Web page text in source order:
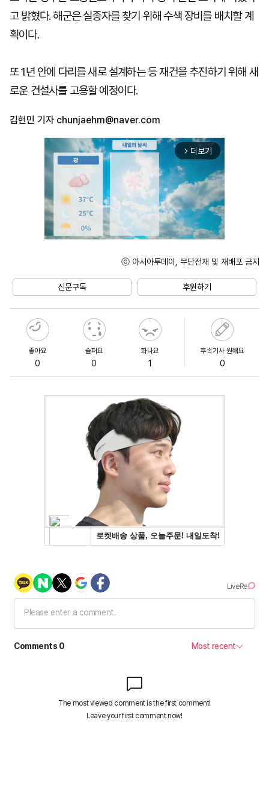
고 밝혔다. 해군은 실종자를 찾기 위해 수색 장비를 배치할 계
획이다.
또 1년 안에 다리를 새로 설계하는 등 재건을 추진하기 위해 새
로운 건설사를 고용할 예정이다.
김현민 기자 chunjaehm@naver.com
arrow_forward_ios 더보기
ⓒ 아시아투데이, 무단전재 및 재배포 금지
신문구독 후원하기
좋아요
0
슬퍼요
0
화나요
1
후속기사 원해요
0